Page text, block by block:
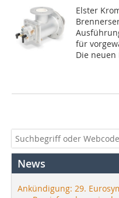
Elster
für
Die neuen
News
Ankündigung: 29.